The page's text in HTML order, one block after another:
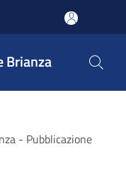
Brianza
- Pubblicazione